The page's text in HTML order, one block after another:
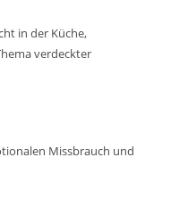
in der Küche,
verdeckter
Missbrauch und